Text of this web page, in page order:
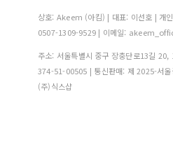
상호: Akeem (아킴) | 대표: 이선호 | 개
0507-1309-9529 | 이메일:
주소: 서울특별시 중구 장충단로13길
374-51-00505 | 통신판매: 제 2025-서
(주)식스샵